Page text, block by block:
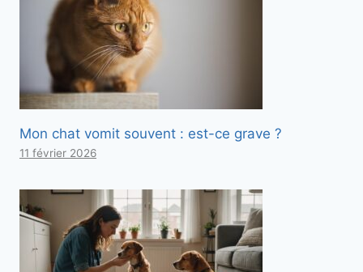
Mon chat vomit souvent : est-ce grave ?
11 février 2026